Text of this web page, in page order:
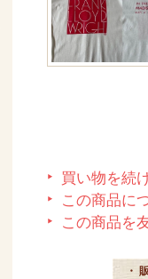
買い物を続
この商品に
この商品を
・